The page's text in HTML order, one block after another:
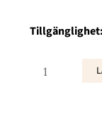
Tillgänglighet:
JLO
42006